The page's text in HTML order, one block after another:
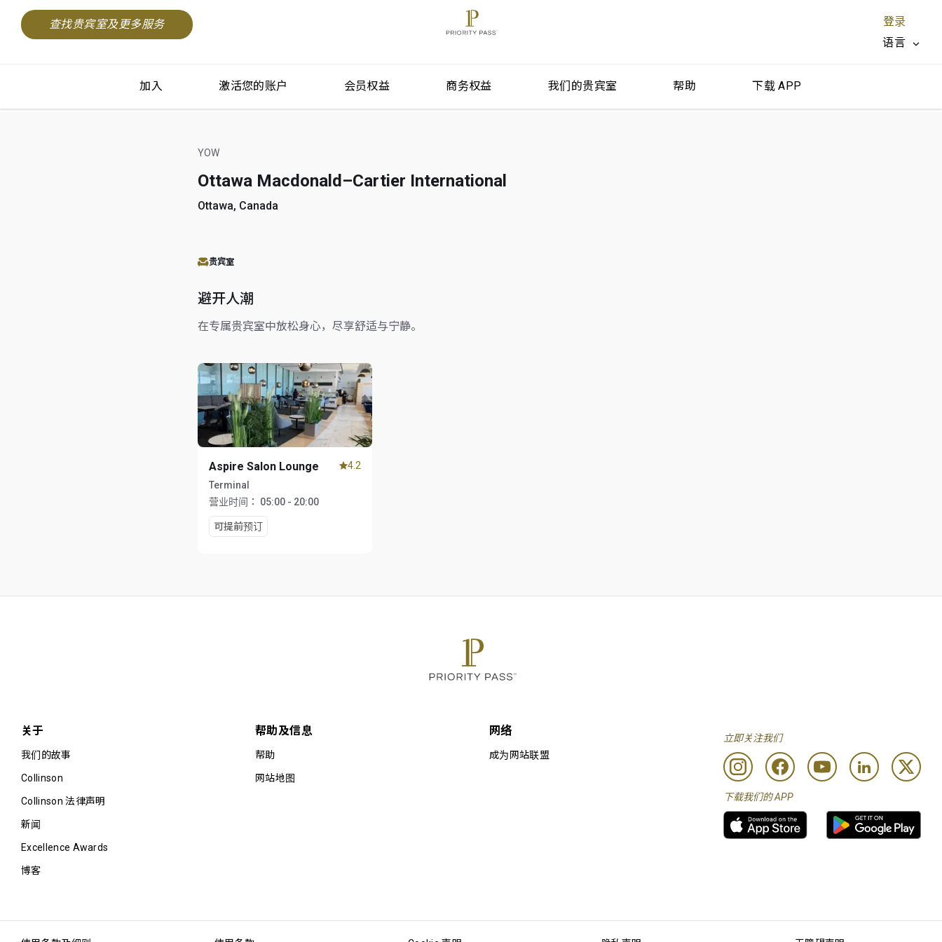
查找贵宾室及更多服务
登录
语言
加入 激活您的账户 会员权益 商务权益 我们的贵宾室 帮助 下载 APP
YOW
Ottawa Macdonald–Cartier International
Ottawa, Canada
贵宾室
避开人潮
在专属贵宾室中放松身心，尽享舒适与宁静。
Aspire Salon Lounge
Terminal
营业时间：
05:00 - 20:00
可提前预订
4.2
关于
我们的故事
Collinson
Collinson 法律声明
新闻
Excellence Awards
博客
帮助及信息
帮助
网站地图
网络
成为网站联盟
立即关注我们
下载我们的 APP